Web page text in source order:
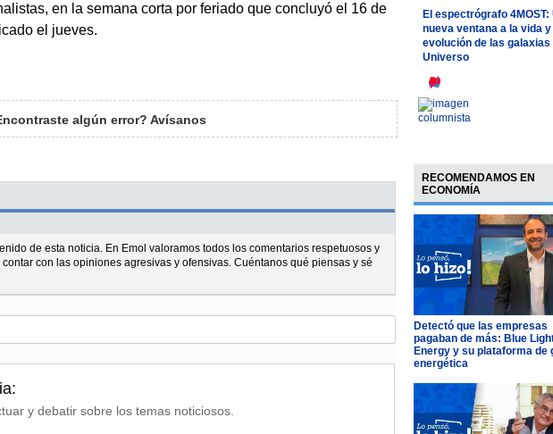
en la semana corta por feriado que concluyó el 16 de
el jueves.
algún error?Avísanos
de esta noticia. En Emol valoramos todos los comentarios respetuosos y
con las opiniones agresivas y ofensivas. Cuéntanos qué piensas y sé
y debatir sobre los temas noticiosos.
El espectrógrafo 4MOST:
nueva ventana a la vida y
evolución de las galaxias
Universo
RECOMENDAMOS EN
ECONOMÍA
Detectó que las empresas
pagaban de más: Blue
Energy y su plataforma de
energética